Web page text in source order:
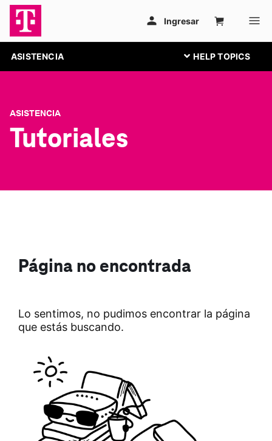
ASISTENCIA
ASISTENCIA
Tutoriales